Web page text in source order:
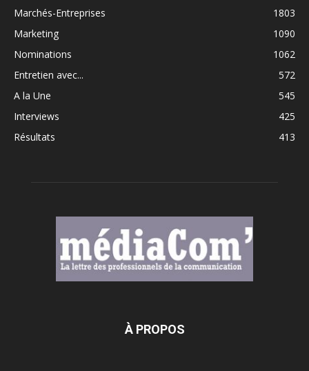
Marchés-Entreprises
1803
Marketing
1090
Nominations
1062
Entretien avec...
572
A la Une
545
Interviews
425
Résultats
413
À PROPOS